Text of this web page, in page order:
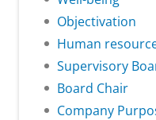
Objectivation
Human
Supervisory
Board Chair
Company